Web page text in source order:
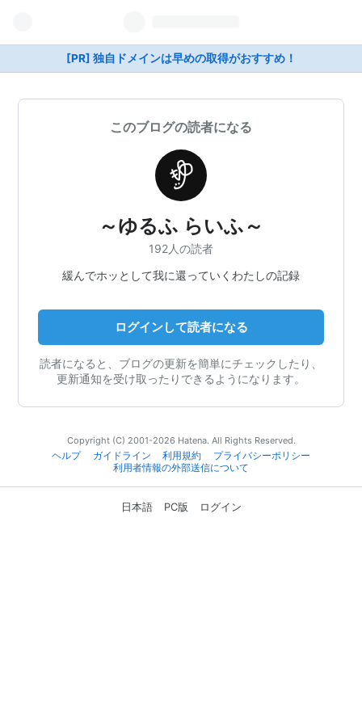
[PR] 独自ドメインは早めの取得がおすすめ！
このブログの読者になる
～ゆるふ らいふ～
192人の読者
緩んでホッとして我に還っていくわたしの記録
ログインして読者になる
読者になると、ブログの更新を簡単にチェックしたり、
更新通知を受け取ったりできるようになります。
Copyright (C) 2001-2026 Hatena. All Rights Reserved.
ヘルプ
ガイドライン 利用規約
プライバシーポリシー
利用者情報の外部送信について
日本語 PC版 ログイン